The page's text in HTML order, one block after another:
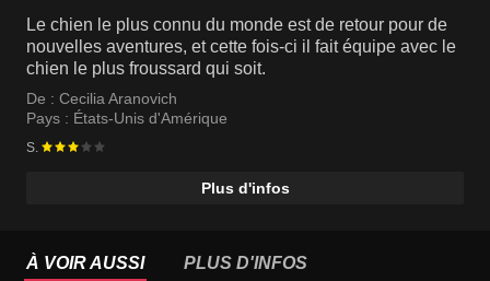
Le chien le plus connu du monde est de retour pour de
nouvelles aventures, et cette fois-ci il fait équipe avec le
chien le plus froussard qui soit.
De : Cecilia Aranovich
Pays : États-Unis d'Amérique
S.
Plus d'infos
À VOIR AUSSI PLUS D'INFOS